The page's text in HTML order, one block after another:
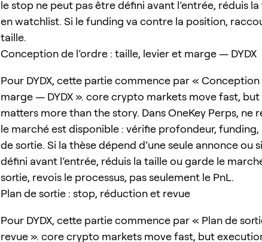
le stop ne peut pas être défini avant l’entrée, réduis
en watchlist. Si le funding va contre la position,
taille.
Conception de l’ordre : taille, levier et marge — DYDX
Pour DYDX, cette partie commence par « Conception
marge — DYDX ». core crypto markets move fast,
matters more than the story. Dans OneKey Perps, ne
le marché est disponible : vérifie profondeur,
de sortie. Si la thèse dépend d’une seule annonce ou
défini avant l’entrée, réduis la taille ou garde le
sortie, revois le processus, pas seulement le PnL.
Plan de sortie : stop, réduction et revue
Pour DYDX, cette partie commence par « Plan de
revue ». core crypto markets move fast, but